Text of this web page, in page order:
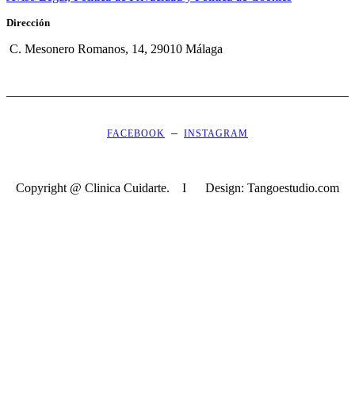
Dirección
C. Mesonero Romanos, 14, 29010 Málaga
FACEBOOK – INSTAGRAM
Copyright @ Clinica Cuidarte. I Design: Tangoestudio.com